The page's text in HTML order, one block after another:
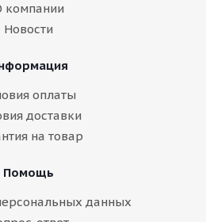
компании
Новости
оплаты
доставки
на товар
Помощь
данных